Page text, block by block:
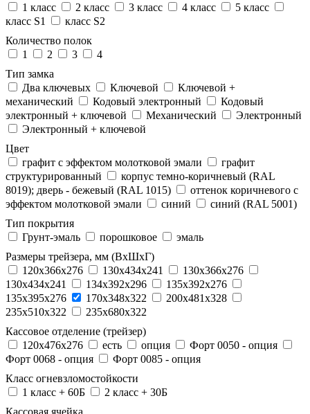
1 класс
2 класс 3 класс 4 класс
5 класс
класс S1
класс S2
Количество полок
1
2 3
4
Тип замка
Два ключевых
Ключевой
Ключевой +
механический
Кодовый электронный
Кодовый
электронный + ключевой
Механический
Электронный
Электронный + ключевой
Цвет
графит с эффектом молотковой эмали
графит
структурированный
корпус темно-коричневый (RAL
8019); дверь - бежевый (RAL 1015)
оттенок коричневого с
эффектом молотковой эмали
синий
синий (RAL 5001)
Тип покрытия
Грунт-эмаль
порошковое
эмаль
Размеры трейзера, мм (ВхШхГ)
120x366x276
130x434x241
130х366х276
130х434х241
134x392x296
135x392x276
135x395x276
170x348x322
200x481x328
235x510x322
235x680x322
Кассовое отделение (трейзер)
120х476х276
есть опция
Форт 0050 - опция
Форт 0068 - опция
Форт 0085 - опция
Класс огневзломостойкости
1 класс + 60Б
2 класс + 30Б
Кассовая ячейка